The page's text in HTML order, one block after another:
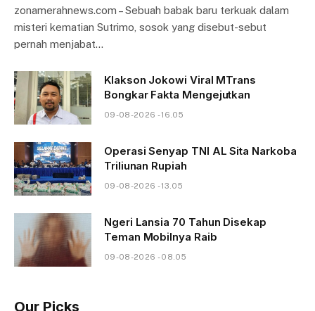
zonamerahnews.com – Sebuah babak baru terkuak dalam
misteri kematian Sutrimo, sosok yang disebut-sebut
pernah menjabat…
Klakson Jokowi Viral MTrans
Bongkar Fakta Mengejutkan
09-08-2026 - 16.05
Operasi Senyap TNI AL Sita Narkoba
Triliunan Rupiah
09-08-2026 - 13.05
Ngeri Lansia 70 Tahun Disekap
Teman Mobilnya Raib
09-08-2026 - 08.05
Our Picks